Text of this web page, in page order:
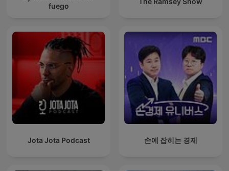
fuego
Jota Jota Podcast 손에 잡히는 경제